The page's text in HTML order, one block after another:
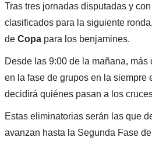
Tras tres jornadas disputadas y
clasificados para la siguiente
de Copapara los benjamines.
Desde las 9:00 de la mañana,
en la fase de grupos en la siempre
decidirá quiénes pasan a los
Estas eliminatorias serán las que
avanzan hasta la Segunda Fase